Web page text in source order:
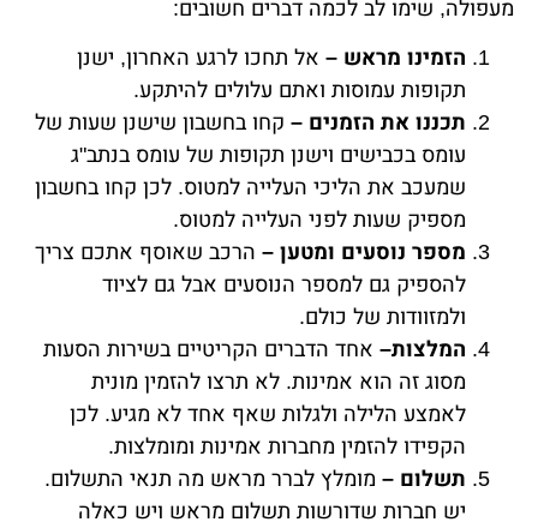
מעפולה, שימו לב לכמה דברים חשובים:
הזמינו מראש – אל תחכו לרגע האחרון, ישנן
תקופות עמוסות ואתם עלולים להיתקע.
תכננו את הזמנים – קחו בחשבון שישנן שעות של
עומס בכבישים וישנן תקופות של עומס בנתב"ג
שמעכב את הליכי העלייה למטוס. לכן קחו בחשבון
מספיק שעות לפני העלייה למטוס.
מספר נוסעים ומטען – הרכב שאוסף אתכם צריך
להספיק גם למספר הנוסעים אבל גם לציוד
ולמזוודות של כולם.
המלצות– אחד הדברים הקריטיים בשירות הסעות
מסוג זה הוא אמינות. לא תרצו להזמין מונית
לאמצע הלילה ולגלות שאף אחד לא מגיע. לכן
הקפידו להזמין מחברות אמינות ומומלצות.
תשלום – מומלץ לברר מראש מה תנאי התשלום.
יש חברות שדורשות תשלום מראש ויש כאלה